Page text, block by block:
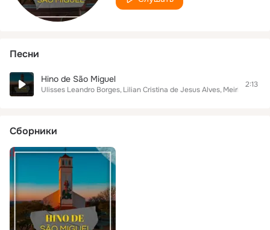
Песни
Hino de São Miguel
Ulisses Leandro Borges Lilian Cristina de Jesus Alves Meiriely
2:13
Сборники